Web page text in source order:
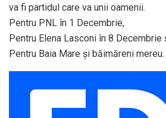
va fi partidul care va unii oamenii.
Pentru PNL în 1 Decembrie,
Pentru Elena Lasconi în 8 Decembrie
Pentru Baia Mare și băimăreni mereu.